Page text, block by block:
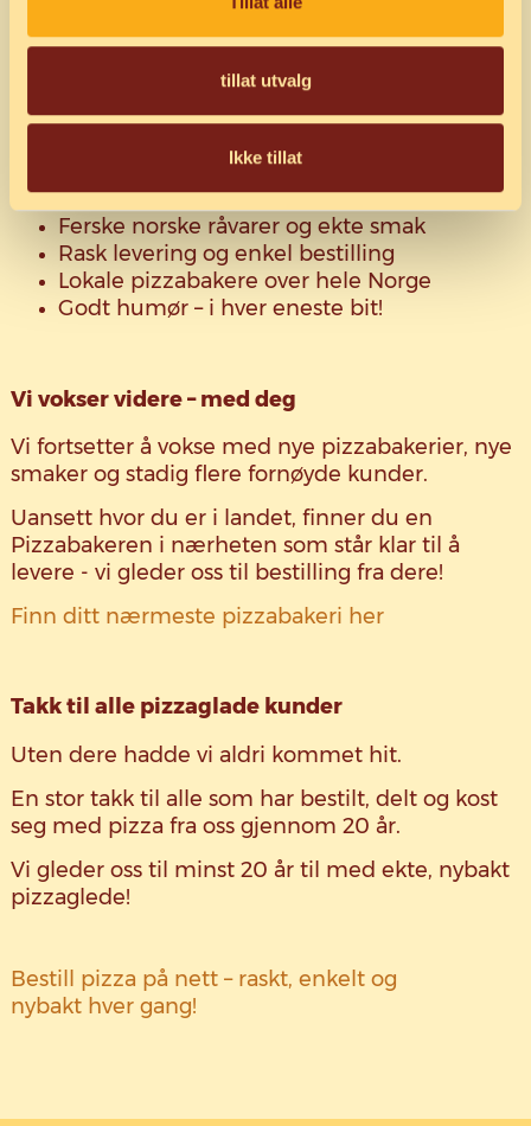
tillat utvalg
Ikke tillat
Hos Pizzabakeren får du:
Nybakte bunner hver dag
Ferske norske råvarer og ekte smak
Rask levering og enkel bestilling
Lokale pizzabakere over hele Norge
Godt humør – i hver eneste bit!
Vi vokser videre – med deg
Vi fortsetter å vokse med nye pizzabakerier, nye
smaker og stadig flere fornøyde kunder.
Uansett hvor du er i landet, finner du en
Pizzabakeren i nærheten som står klar til å
levere - vi gleder oss til bestilling fra dere!
Finn ditt nærmeste pizzabakeri her
Takk til alle pizzaglade kunder
Uten dere hadde vi aldri kommet hit.
En stor takk til alle som har bestilt, delt og kost
seg med pizza fra oss gjennom 20 år.
Vi gleder oss til minst 20 år til med ekte, nybakt
pizzaglede!
Bestill pizza på nett – raskt, enkelt og
nybakt hver gang!